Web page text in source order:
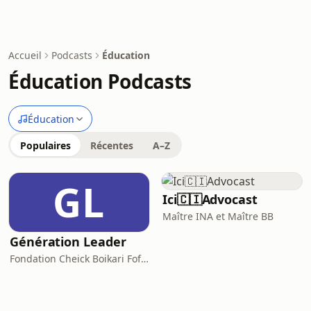
Accueil Podcasts Éducation
Éducation Podcasts
Éducation
Populaires Récentes A–Z
GL
Génération Leader
Fondation Cheick Boikari Fofana
Ici🇨🇮Advocast
Maître INA et Maître BB